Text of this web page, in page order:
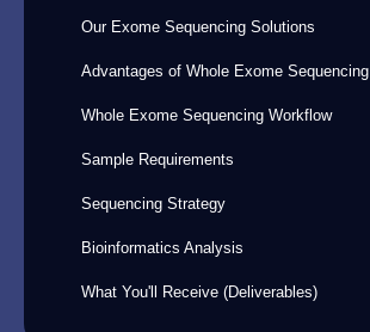
Our Exome Sequencing Solutions
Advantages of Whole Exome Sequencing
Whole Exome Sequencing Workflow
Sample Requirements
Sequencing Strategy
Bioinformatics Analysis
What You'll Receive (Deliverables)